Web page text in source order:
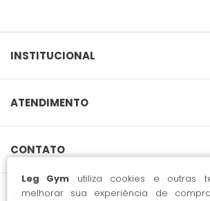
Leg Gym utiliza cookies e outras
melhorar sua experiência de
INSTITUCIONAL
ATENDIMENTO
CONTATO
SELOS